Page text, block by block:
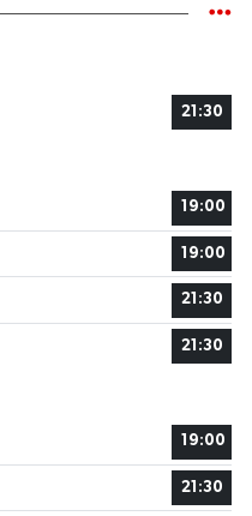
21:30
19:00
19:00
21:30
21:30
19:00
21:30